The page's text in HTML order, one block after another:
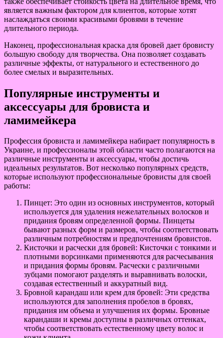
является важным фактором для клиентов, которые хотят
наслаждаться своими красивыми бровями в течение
длительного периода.
Наконец, профессиональная краска для бровей дает бровисту
большую свободу для творчества. Она позволяет создавать
различные эффекты, от натурального и естественного до
более смелых и выразительных.
Популярные инструменты и
аксессуары для бровиста и
ламимейкера
Профессия бровиста и ламимейкера набирает популярность в
Украине, и профессионалы этой области часто полагаются на
различные инструменты и аксессуары, чтобы достичь
идеальных результатов. Вот несколько популярных средств,
которые используют профессиональные бровисты для своей
работы:
Пинцет: Это один из основных инструментов, который
используется для удаления нежелательных волосков и
придания бровям определенной формы. Пинцеты
бывают разных форм и размеров, чтобы соответствовать
различным потребностям и предпочтениям бровистов.
Кисточки и расчески для бровей: Кисточки с тонкими и
плотными ворсинками применяются для расчесывания
и придания формы бровям. Расчески с различными
зубцами помогают разделять и выравнивать волоски,
создавая естественный и аккуратный вид.
Бровной карандаш или крем для бровей: Эти средства
используются для заполнения пробелов в бровях,
придания им объема и улучшения их формы. Бровные
карандаши и кремы доступны в различных оттенках,
чтобы соответствовать естественному цвету волос и